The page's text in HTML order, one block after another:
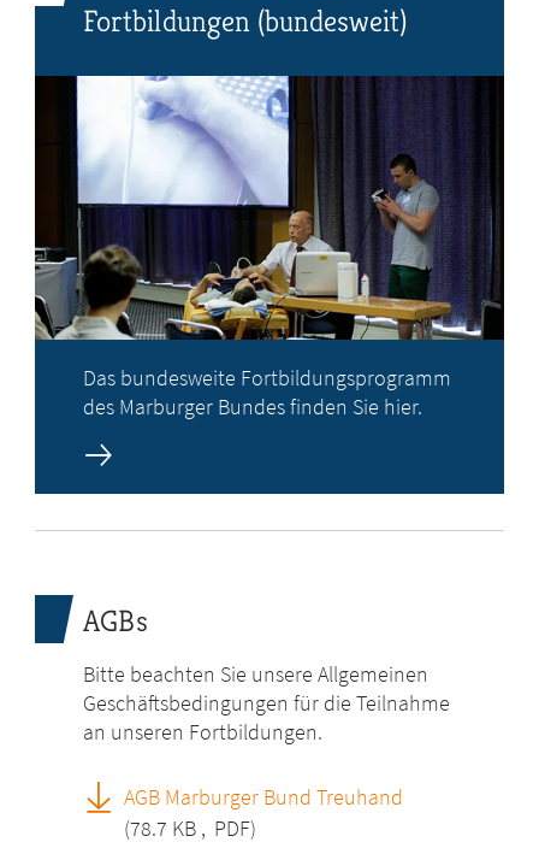
Fortbildungen (bundesweit)
Das bundesweite Fortbildungsprogramm
des Marburger Bundes finden Sie hier.
AGBs
Bitte beachten Sie unsere Allgemeinen
Geschäftsbedingungen für die Teilnahme
an unseren Fortbildungen.
AGB Marburger Bund Treuhand
(78.7 KB , PDF)